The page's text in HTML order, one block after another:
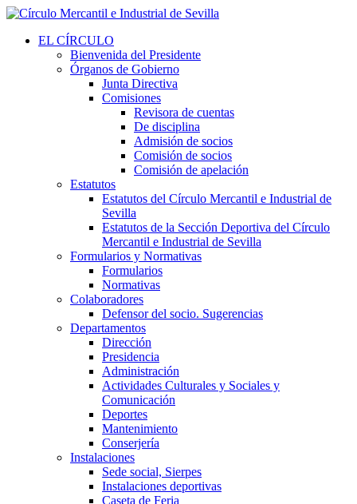
EL CÍRCULO
Bienvenida del Presidente
Órganos de Gobierno
Junta Directiva
Comisiones
Revisora de cuentas
De disciplina
Admisión de socios
Comisión de socios
Comisión de apelación
Estatutos
Estatutos del Círculo Mercantil e Industrial de
Sevilla
Estatutos de la Sección Deportiva del Círculo
Mercantil e Industrial de Sevilla
Formularios y Normativas
Formularios
Normativas
Colaboradores
Defensor del socio. Sugerencias
Departamentos
Dirección
Presidencia
Administración
Actividades Culturales y Sociales y
Comunicación
Deportes
Mantenimiento
Conserjería
Instalaciones
Sede social, Sierpes
Instalaciones deportivas
Caseta de Feria